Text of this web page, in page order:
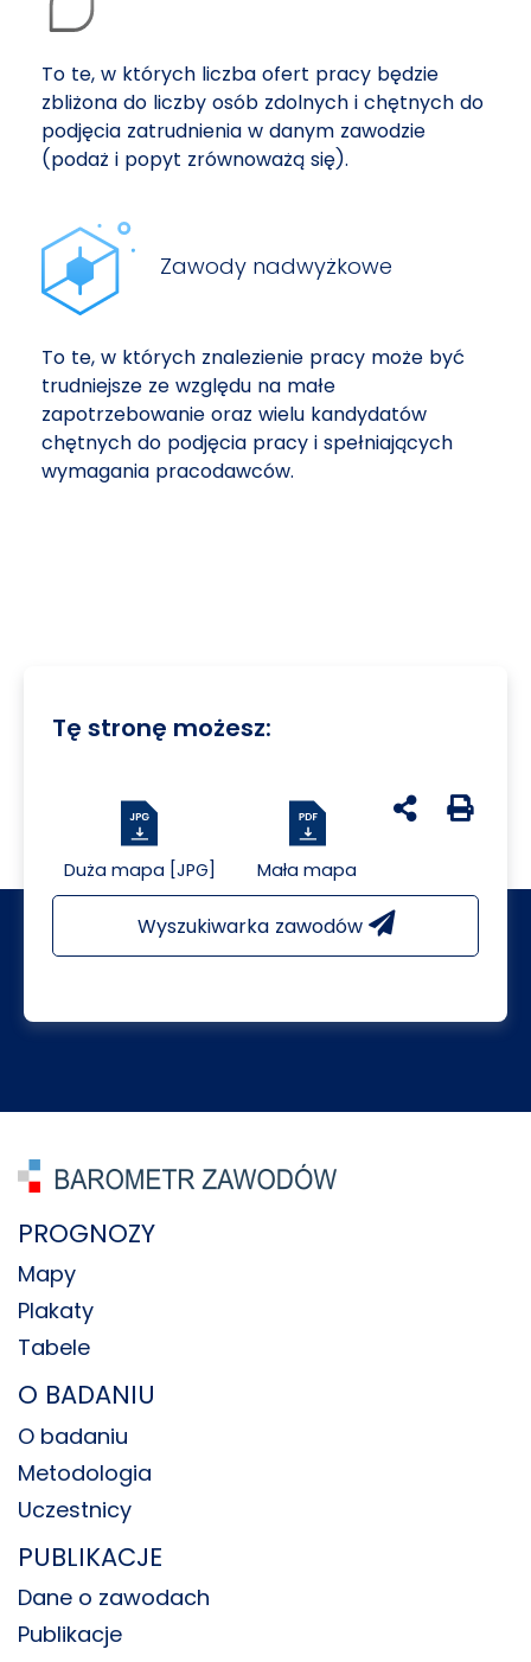
To te, w których liczba ofert pracy będzie
zbliżona do liczby osób zdolnych i chętnych do
podjęcia zatrudnienia w danym zawodzie
(podaż i popyt zrównoważą się).
Zawody nadwyżkowe
To te, w których znalezienie pracy może być
trudniejsze ze względu na małe
zapotrzebowanie oraz wielu kandydatów
chętnych do podjęcia pracy i spełniających
wymagania pracodawców.
Tę stronę możesz:
Duża mapa [JPG] Mała mapa
udostępnij na
Generuj
Wyszukiwarka zawodów
PROGNOZY
Mapy
Plakaty
Tabele
O BADANIU
O badaniu
Metodologia
Uczestnicy
PUBLIKACJE
Dane o zawodach
Publikacje